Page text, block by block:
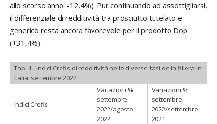
allo scorso anno: -12,4%). Pur continuando ad assottigliarsi,
il differenziale di redditività tra prosciutto tutelato e
generico resta ancora favorevole per il prodotto Dop
(+31,4%).
Tab. 1 - Indici Crefis di redditività nelle diverse fasi della filiera in
Italia: settembre 2022
Indici Crefis
Variazioni %
settembre
2022/agosto
2022
Variazioni %
settembre
2022/settembre
2021